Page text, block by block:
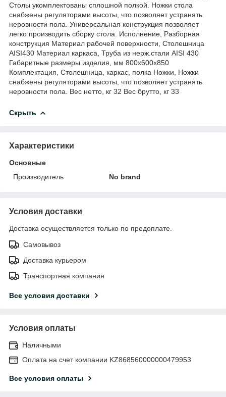
Столы укомплектованы сплошной полкой. Ножки стола
снабжены регуляторами высоты, что позволяет устранять
неровности пола. Универсальная конструкция позволяет
легко производить сборку стола. Исполнение, Разборная
конструкция Материал рабочей поверхности, Столешница
AISI430 Материал каркаса, Труба из нерж.стали AISI 430
Габаритные размеры изделия, мм 800х600х850
Комплектация, Столешница, каркас, полка Ножки, Ножки
снабжены регуляторами высоты, что позволяет устранять
неровности пола. Вес нетто, кг 32 Вес брутто, кг 33
Скрыть
Характеристики
Основные
Производитель
No brand
Условия доставки
Доставка осуществляется только по предоплате.
Самовывоз
Доставка курьером
Транспортная компания
Все условия доставки
Условия оплаты
Наличными
Оплата на счет компании KZ868560000000479953
Все условия оплаты